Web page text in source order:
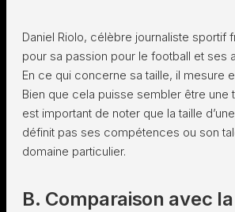
Daniel Riolo, célèbre journaliste sportif
pour sa passion pour le football et ses
En ce qui concerne sa taille, il mesure
Bien que cela puisse sembler être une
est important de noter que la taille
définit pas ses compétences ou son
domaine particulier.
B. Comparaison avec